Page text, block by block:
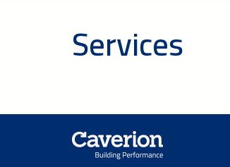
Services